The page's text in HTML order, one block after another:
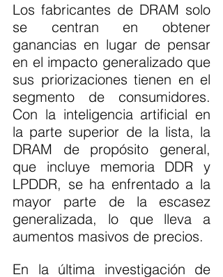
Los fabricantes de DRAM solo
se centran en obtener
ganancias en lugar de pensar
en el impacto generalizado que
sus priorizaciones tienen en el
segmento de consumidores.
Con la inteligencia artificial en
la parte superior de la lista, la
DRAM de propósito general,
que incluye memoria DDR y
LPDDR, se ha enfrentado a la
mayor parte de la escasez
generalizada, lo que lleva a
aumentos masivos de precios.